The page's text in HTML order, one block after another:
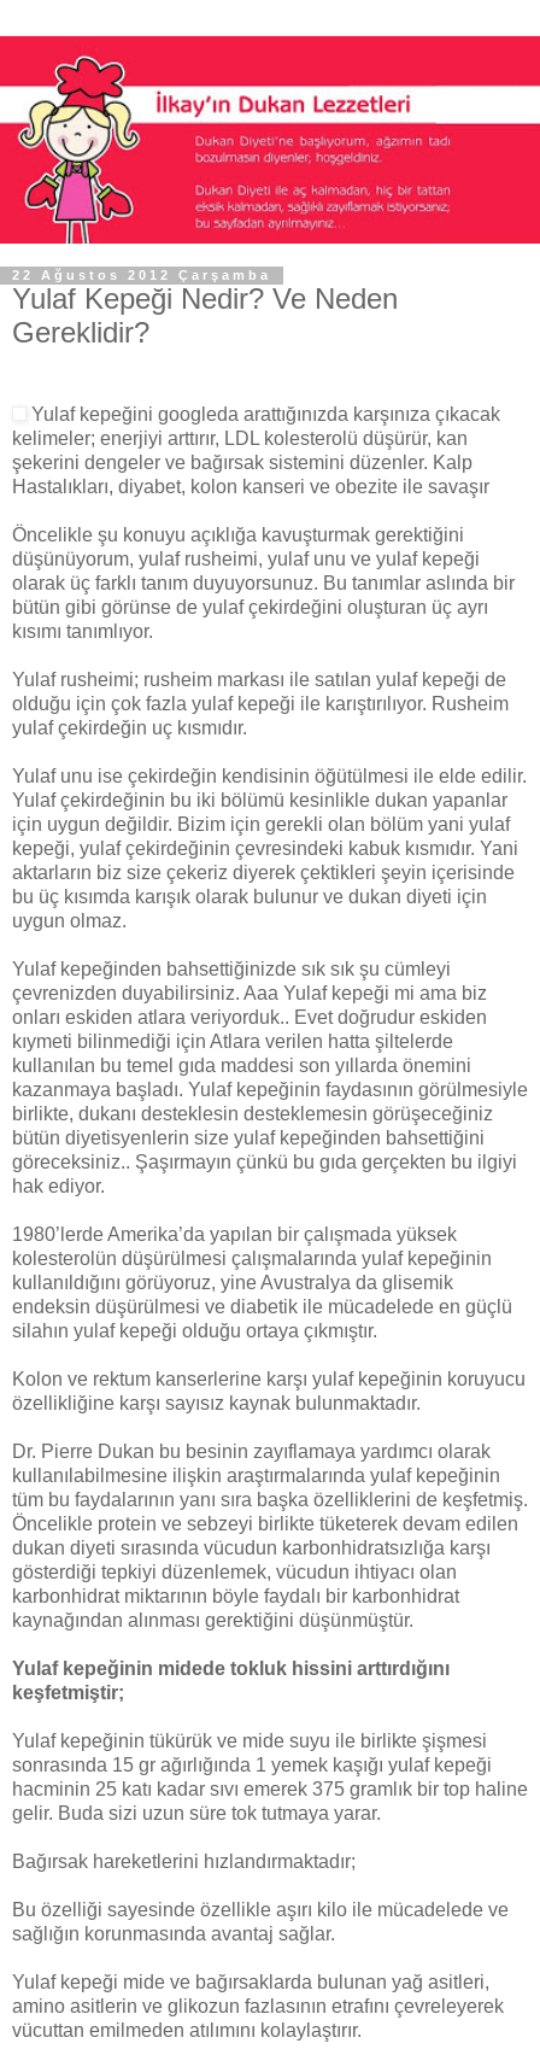
22 Ağustos 2012 Çarşamba
Yulaf Kepeği Nedir? Ve Neden
Gereklidir?
Yulaf kepeğini googleda arattığınızda karşınıza çıkacak
kelimeler; enerjiyi arttırır, LDL kolesterolü düşürür, kan
şekerini dengeler ve bağırsak sistemini düzenler. Kalp
Hastalıkları, diyabet, kolon kanseri ve obezite ile savaşır
Öncelikle şu konuyu açıklığa kavuşturmak gerektiğini
düşünüyorum, yulaf rusheimi, yulaf unu ve yulaf kepeği
olarak üç farklı tanım duyuyorsunuz. Bu tanımlar aslında bir
bütün gibi görünse de yulaf çekirdeğini oluşturan üç ayrı
kısımı tanımlıyor.
Yulaf rusheimi; rusheim markası ile satılan yulaf kepeği de
olduğu için çok fazla yulaf kepeği ile karıştırılıyor. Rusheim
yulaf çekirdeğin uç kısmıdır.
Yulaf unu ise çekirdeğin kendisinin öğütülmesi ile elde edilir.
Yulaf çekirdeğinin bu iki bölümü kesinlikle dukan yapanlar
için uygun değildir. Bizim için gerekli olan bölüm yani yulaf
kepeği, yulaf çekirdeğinin çevresindeki kabuk kısmıdır. Yani
aktarların biz size çekeriz diyerek çektikleri şeyin içerisinde
bu üç kısımda karışık olarak bulunur ve dukan diyeti için
uygun olmaz.
Yulaf kepeğinden bahsettiğinizde sık sık şu cümleyi
çevrenizden duyabilirsiniz. Aaa Yulaf kepeği mi ama biz
onları eskiden atlara veriyorduk.. Evet doğrudur eskiden
kıymeti bilinmediği için Atlara verilen hatta şiltelerde
kullanılan bu temel gıda maddesi son yıllarda önemini
kazanmaya başladı. Yulaf kepeğinin faydasının görülmesiyle
birlikte, dukanı desteklesin desteklemesin görüşeceğiniz
bütün diyetisyenlerin size yulaf kepeğinden bahsettiğini
göreceksiniz.. Şaşırmayın çünkü bu gıda gerçekten bu ilgiyi
hak ediyor.
1980’lerde Amerika’da yapılan bir çalışmada yüksek
kolesterolün düşürülmesi çalışmalarında yulaf kepeğinin
kullanıldığını görüyoruz, yine Avustralya da glisemik
endeksin düşürülmesi ve diabetik ile mücadelede en güçlü
silahın yulaf kepeği olduğu ortaya çıkmıştır.
Kolon ve rektum kanserlerine karşı yulaf kepeğinin koruyucu
özellikliğine karşı sayısız kaynak bulunmaktadır.
Dr. Pierre Dukan bu besinin zayıflamaya yardımcı olarak
kullanılabilmesine ilişkin araştırmalarında yulaf kepeğinin
tüm bu faydalarının yanı sıra başka özelliklerini de keşfetmiş.
Öncelikle protein ve sebzeyi birlikte tüketerek devam edilen
dukan diyeti sırasında vücudun karbonhidratsızlığa karşı
gösterdiği tepkiyi düzenlemek, vücudun ihtiyacı olan
karbonhidrat miktarının böyle faydalı bir karbonhidrat
kaynağından alınması gerektiğini düşünmüştür.
Yulaf kepeğinin midede tokluk hissini arttırdığını
keşfetmiştir;
Yulaf kepeğinin tükürük ve mide suyu ile birlikte şişmesi
sonrasında 15 gr ağırlığında 1 yemek kaşığı yulaf kepeği
hacminin 25 katı kadar sıvı emerek 375 gramlık bir top haline
gelir. Buda sizi uzun süre tok tutmaya yarar.
Bağırsak hareketlerini hızlandırmaktadır;
Bu özelliği sayesinde özellikle aşırı kilo ile mücadelede ve
sağlığın korunmasında avantaj sağlar.
Yulaf kepeği mide ve bağırsaklarda bulunan yağ asitleri,
amino asitlerin ve glikozun fazlasının etrafını çevreleyerek
vücuttan emilmeden atılımını kolaylaştırır.